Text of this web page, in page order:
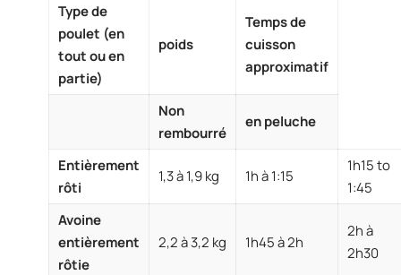
Type de
poulet (en
tout ou en
partie)
poids
Temps de
cuisson
approximatif
Non
rembourré
en peluche
Entièrement
rôti
1,3 à 1,9 kg 1h à 1:15
1h15 to
1:45
Avoine
entièrement
rôtie
2,2 à 3,2 kg 1h45 à 2h
2h à
2h30